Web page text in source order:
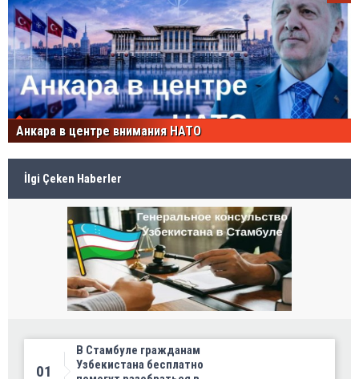
Анкара в центре внимания НАТО
İlgi Çeken Haberler
01
В Стамбуле гражданам
Узбекистана бесплатно